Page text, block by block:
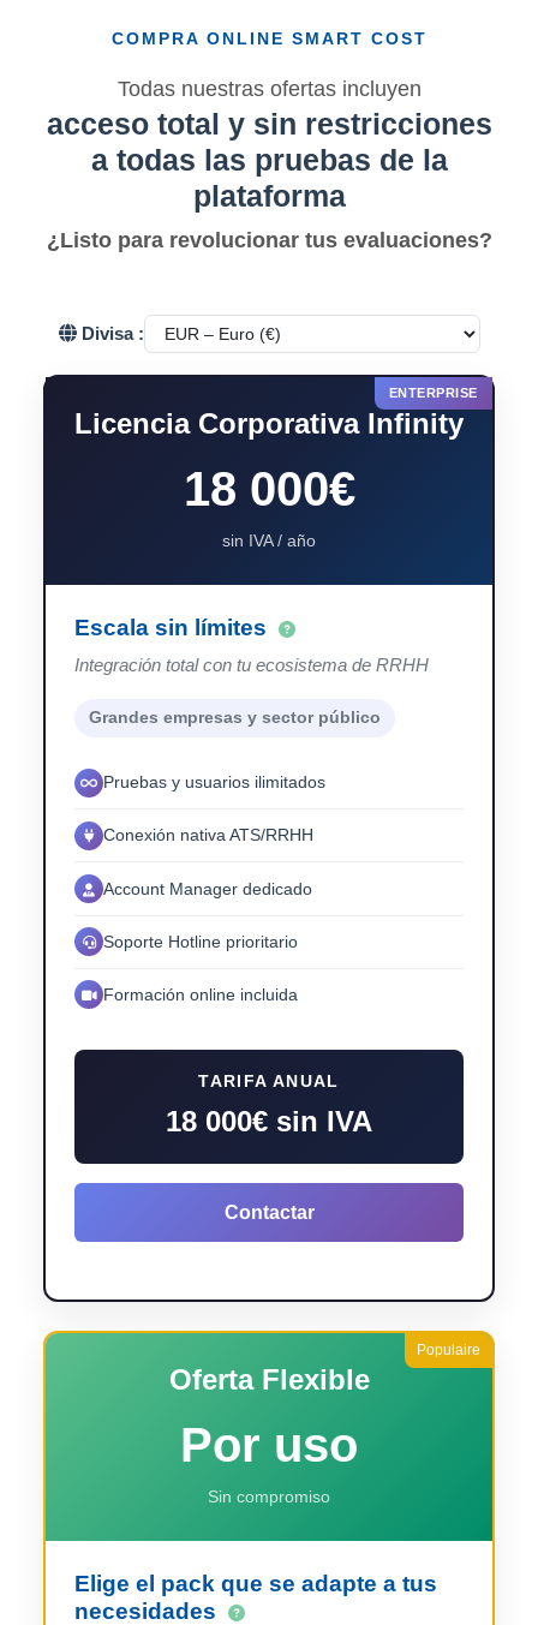
COMPRA ONLINE SMART COST
Todas nuestras ofertas incluyen
acceso total y sin restricciones
a todas las pruebas de la
plataforma
¿Listo para revolucionar tus evaluaciones?
Divisa :
Licencia Corporativa Infinity
18 000€
sin IVA / año
Escala sin límites
Integración total con tu ecosistema de RRHH
Grandes empresas y sector público
Pruebas y usuarios ilimitados
Conexión nativa ATS/RRHH
Account Manager dedicado
Soporte Hotline prioritario
Formación online incluida
TARIFA ANUAL
18 000€ sin IVA
Contactar
Oferta Flexible
Por uso
Sin compromiso
Elige el pack que se adapte a tus
necesidades